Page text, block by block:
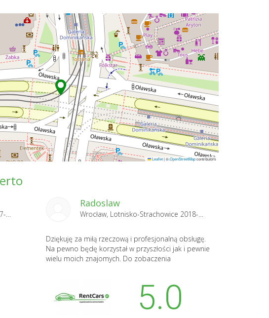
Leaflet|©OpenStreetMapcontributors
Wrocław, Lotnisko-Strachowice 2017-08-02
Radoslaw
Wrocław, Lotnisko-Strachowice 2018-01-03
Dziękuję za miłą rzeczową i profesjonalną obsługę.
Na pewno będę korzystał w przyszłości jak i pewnie
wielu moich znajomych. Do zobaczenia
5.0